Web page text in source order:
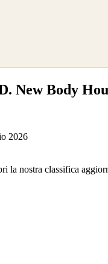
New Body
2026
la nostra classifica